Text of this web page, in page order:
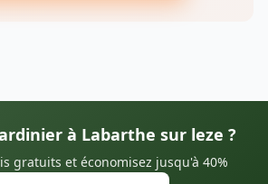
à Labarthe sur leze ?
gratuits et économisez jusqu'à 40%